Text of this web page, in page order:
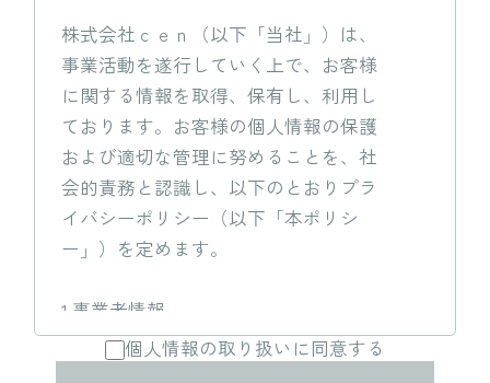
株式会社ｃｅｎ（以下「当社」）は、
事業活動を遂行していく上で、お客様
に関する情報を取得、保有し、利用し
ております。お客様の個人情報の保護
および適切な管理に努めることを、社
会的責務と認識し、以下のとおりプラ
イバシーポリシー（以下「本ポリシ
ー」）を定めます。
1.事業者情報
事業者：株式会社ｃｅｎ
個人情報の取り扱いに同意する